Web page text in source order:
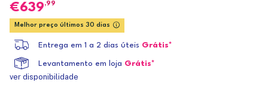
639,99
Melhor preço últimos 30 dias
Entrega em 1 a 2 dias úteis Grátis*
Levantamento em loja Grátis*
ver disponibilidade